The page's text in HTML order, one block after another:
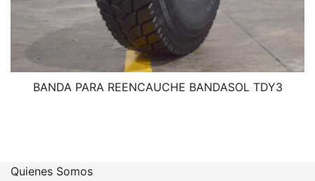
BANDA PARA REENCAUCHE BANDASOL TDY3
Quienes Somos